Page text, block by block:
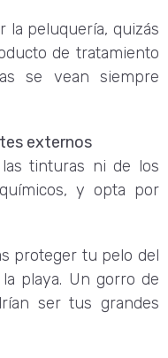
la peluquería, quizás
de tratamiento
se vean siempre
externos
tinturas ni de los
y opta por
proteger tu pelo del
playa. Un gorro de
ser tus grandes